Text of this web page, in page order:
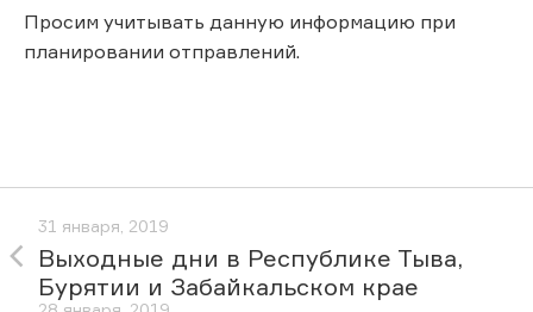
Просим учитывать данную информацию при
планировании отправлений.
31 января, 2019
Выходные дни в Республике Тыва,
Бурятии и Забайкальском крае